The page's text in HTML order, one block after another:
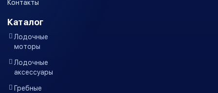
Контакты
Каталог
Лодочные
моторы
Лодочные
аксессуары
Гребные